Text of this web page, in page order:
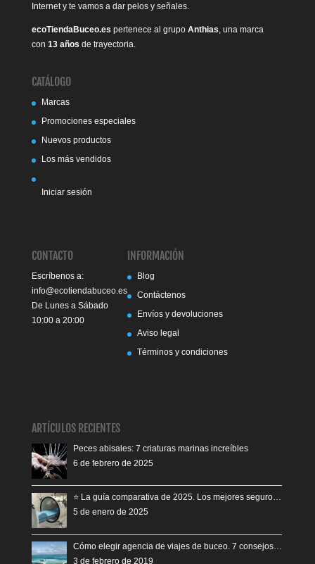
Internet y te vamos a dar pelos y señales.
ecoTiendaBuceo.es pertenece al grupo Anthias , una marca
con 13 años de trayectoria.
CATÁLOGO
Marcas
Promociones especiales
Nuevos productos
Los más vendidos
Iniciar sesión
CONTACTO
Escríbenos a:
info@ecotiendabuceo.es
De Lunes a Sábado
10:00 a 20:00
INFORMACIÓN
Blog
Contáctenos
Envíos y devoluciones
Aviso legal
Términos y condiciones
ARTÍCULOS RECIENTES
Peces abisales: 7 criaturas marinas increíbles
6 de febrero de 2025
⭐️ La guía comparativa de 2025. Los mejores seguro…
5 de enero de 2025
Cómo elegir agencia de viajes de buceo. 7 consejos…
3 de febrero de 2019